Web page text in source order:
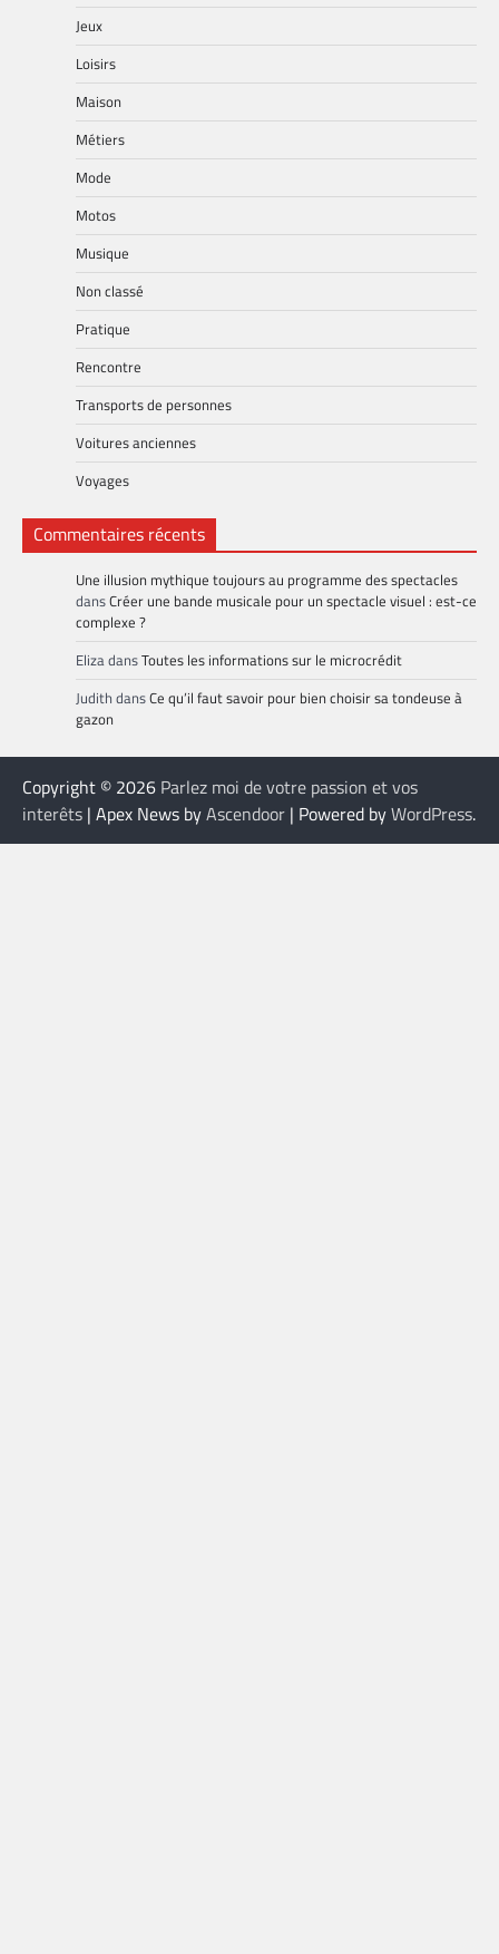
Jeux
Loisirs
Maison
Métiers
Mode
Motos
Musique
Non classé
Pratique
Rencontre
Transports de personnes
Voitures anciennes
Voyages
Commentaires récents
Une illusion mythique toujours au programme des spectacles
dansCréer une bande musicale pour un spectacle visuel : est-ce
complexe ?
ElizadansToutes les informations sur le microcrédit
Judith dansCe qu’il faut savoir pour bien choisir sa tondeuse à
gazon
Copyright © 2026 Parlez moi de votre passion et vos
interêts | Apex News byAscendoor | Powered byWordPress.